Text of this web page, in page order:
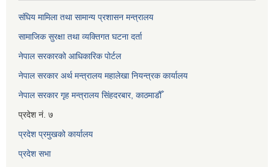
संघिय मामिला तथा सामान्य प्रशासन मन्त्रालय
सामाजिक सुरक्षा तथा व्यक्तिगत घटना दर्ता
नेपाल सरकारको आधिकारिक पोर्टल
नेपाल सरकार अर्थ मन्त्रालय महालेखा नियन्त्रक कार्यालय
नेपाल सरकार गृह मन्त्रालय सिंहदरबार, काठमाडौँ
प्रदेश नं. ७
प्रदेश प्रमुखको कार्यालय
प्रदेश सभा